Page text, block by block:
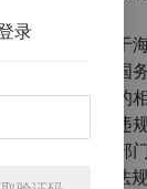
心执行主任于
政法规层面，国
保险资金运用的
处罚，因此对违
议，由监管部
理条例(行政法规
录